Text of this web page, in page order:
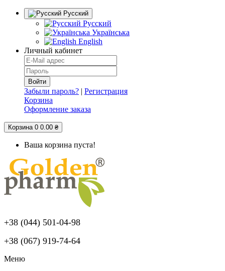
Русский
Русский
Українська
English
Личный кабинет
Забыли пароль? | Регистрация
Корзина
Оформление заказа
Корзина 0 0.00 ₴
Ваша корзина пуста!
+38 (044) 501-04-98
+38 (067) 919-74-64
Меню